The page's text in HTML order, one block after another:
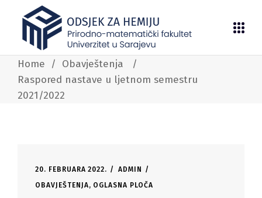
Home / Obavještenja
/
Raspored nastave u ljetnom semestru
2021/2022
20. FEBRUARA 2022.
ADMIN
OBAVJEŠTENJA, OGLASNA PLOČA